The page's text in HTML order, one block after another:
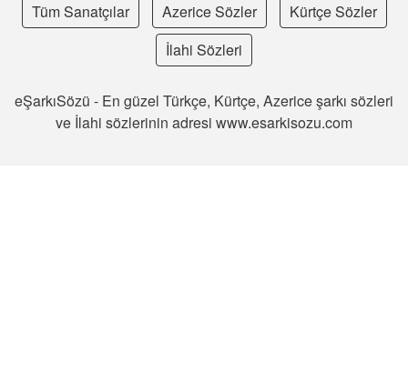
Tüm Sanatçılar Azerice Sözler
Kürtçe Sözler
İlahi Sözleri
eŞarkıSözü - En güzel Türkçe, Kürtçe, Azerice şarkı sözleri
ve İlahi sözlerinin adresi www.esarkisozu.com